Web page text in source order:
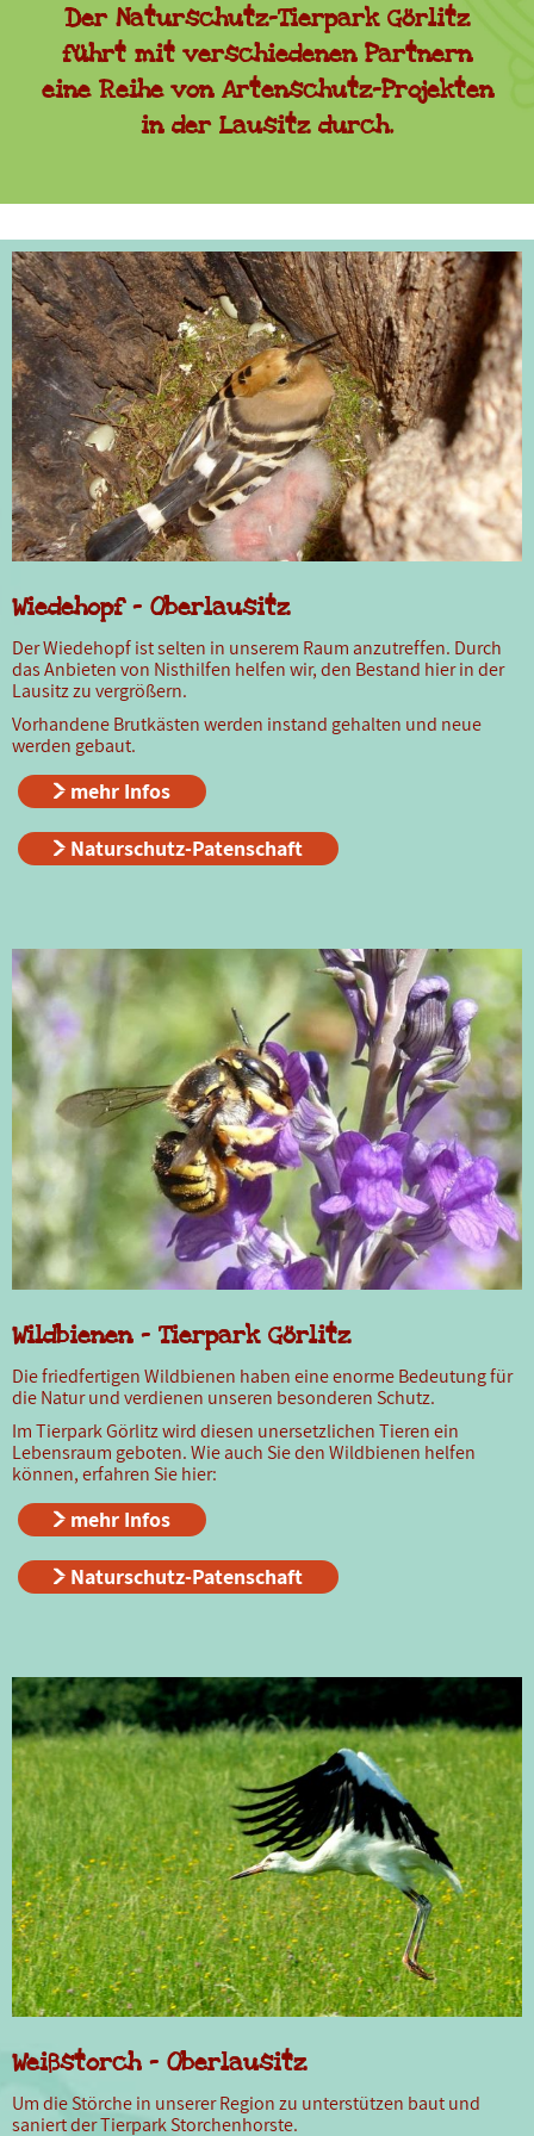
Der Naturschutz-Tierpark Görlitz
führt mit verschiedenen Partnern
eine Reihe von Artenschutz-Projekten
in der Lausitz durch.
Wiedehopf - Oberlausitz
Der Wiedehopf ist selten in unserem Raum anzutreffen. Durch
das Anbieten von Nisthilfen helfen wir, den Bestand hier in der
Lausitz zu vergrößern.
Vorhandene Brutkästen werden instand gehalten und neue
werden gebaut.
mehr Infos
Naturschutz-Patenschaft
Wildbienen - Tierpark Görlitz
Die friedfertigen Wildbienen haben eine enorme Bedeutung für
die Natur und verdienen unseren besonderen Schutz.
Im Tierpark Görlitz wird diesen unersetzlichen Tieren ein
Lebensraum geboten. Wie auch Sie den Wildbienen helfen
können, erfahren Sie hier:
mehr Infos
Naturschutz-Patenschaft
Weißstorch - Oberlausitz
Um die Störche in unserer Region zu unterstützen baut und
saniert der Tierpark Storchenhorste.